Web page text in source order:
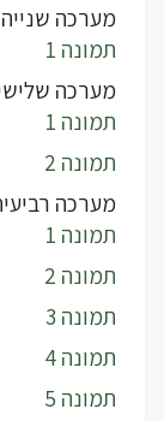
מערכה שנייה
תמונה 1
מערכה
תמונה 1
תמונה 2
מערכה
תמונה 1
תמונה 2
תמונה 3
תמונה 4
תמונה 5